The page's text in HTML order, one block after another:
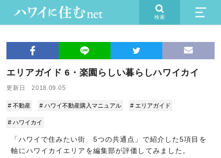
検索
エリアガイド 6・楽園らしい暮らしハワイカイ
更新日 2018.09.05
# 不動産 # ハワイ不動産購入マニュアル # エリアガイド
# ハワイカイ
「ハワイで住みたい街 5つの共通点」で紹介した5項目を
軸にハワイカイエリアを編集部が評価してみました。